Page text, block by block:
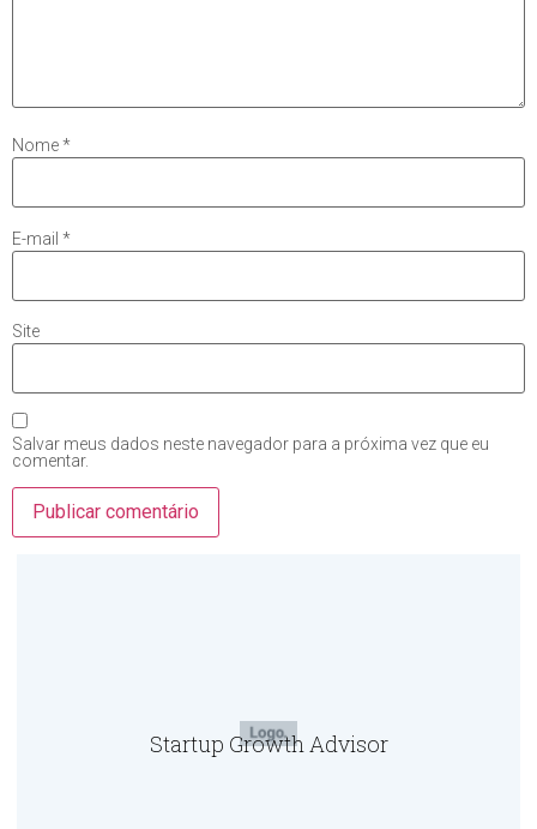
Nome*
E-mail *
Site
Salvar meus dados neste navegador para a próxima vez que eu
comentar.
Startup Growth Advisor